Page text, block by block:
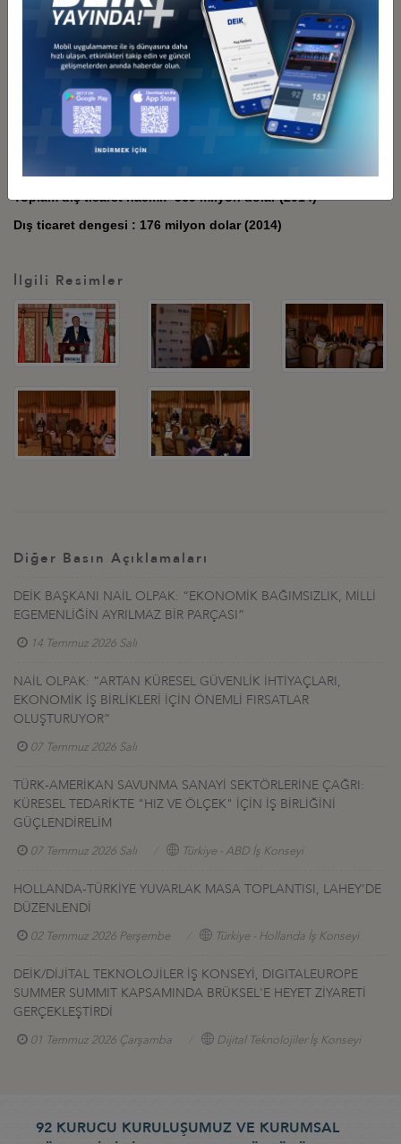
Türkiye'nin Kuveyt'e ihraç ettiği başlıca kalemler: Demir-çelik
çubuklar, dokunmuş halılar, bayan takım elbise ve ceketler,
peynir ve lor, mobilyalar, ham ve yarı işlenmiş altın.
Türkiye'nin Kuveyt'ten yaptığı ithalat: 196 milyon dolar
Türkiye'nin Kuveyt'ten ithal ettiği başlıca kalemler: Siklik
hidrokarbonlar, asiklik alkoller, etilen polimerleri ve propilen ve
Toplam dış ticaret hacmi: 569 milyon dolar (2014)
Dış ticaret dengesi : 176 milyon dolar (2014)
İlgili Resimler
Diğer Basın Açıklamaları
DEİK BAŞKANI NAİL OLPAK: “EKONOMİK BAĞIMSIZLIK, MİLLİ
EGEMENLİĞİN AYRILMAZ BİR PARÇASI”
14 Temmuz 2026 Salı
NAİL OLPAK: “ARTAN KÜRESEL GÜVENLİK İHTİYAÇLARI,
EKONOMİK İŞ BİRLİKLERİ İÇİN ÖNEMLİ FIRSATLAR
OLUŞTURUYOR”
07 Temmuz 2026 Salı
TÜRK-AMERİKAN SAVUNMA SANAYİ SEKTÖRLERİNE ÇAĞRI:
KÜRESEL TEDARİKTE "HIZ VE ÖLÇEK" İÇİN İŞ BİRLİĞİNİ
GÜÇLENDİRELİM
07 Temmuz 2026 Salı Türkiye - ABD İş Konseyi
HOLLANDA-TÜRKİYE YUVARLAK MASA TOPLANTISI, LAHEY’DE
DÜZENLENDİ
02 Temmuz 2026 Perşembe Türkiye - Hollanda İş Konseyi
DEİK/DİJİTAL TEKNOLOJİLER İŞ KONSEYİ, DIGITALEUROPE
SUMMER SUMMIT KAPSAMINDA BRÜKSEL'E HEYET ZİYARETİ
GERÇEKLEŞTİRDİ
01 Temmuz 2026 Çarşamba Dijital Teknolojiler İş Konseyi
92 KURUCU KURULUŞUMUZ VE KURUMSAL